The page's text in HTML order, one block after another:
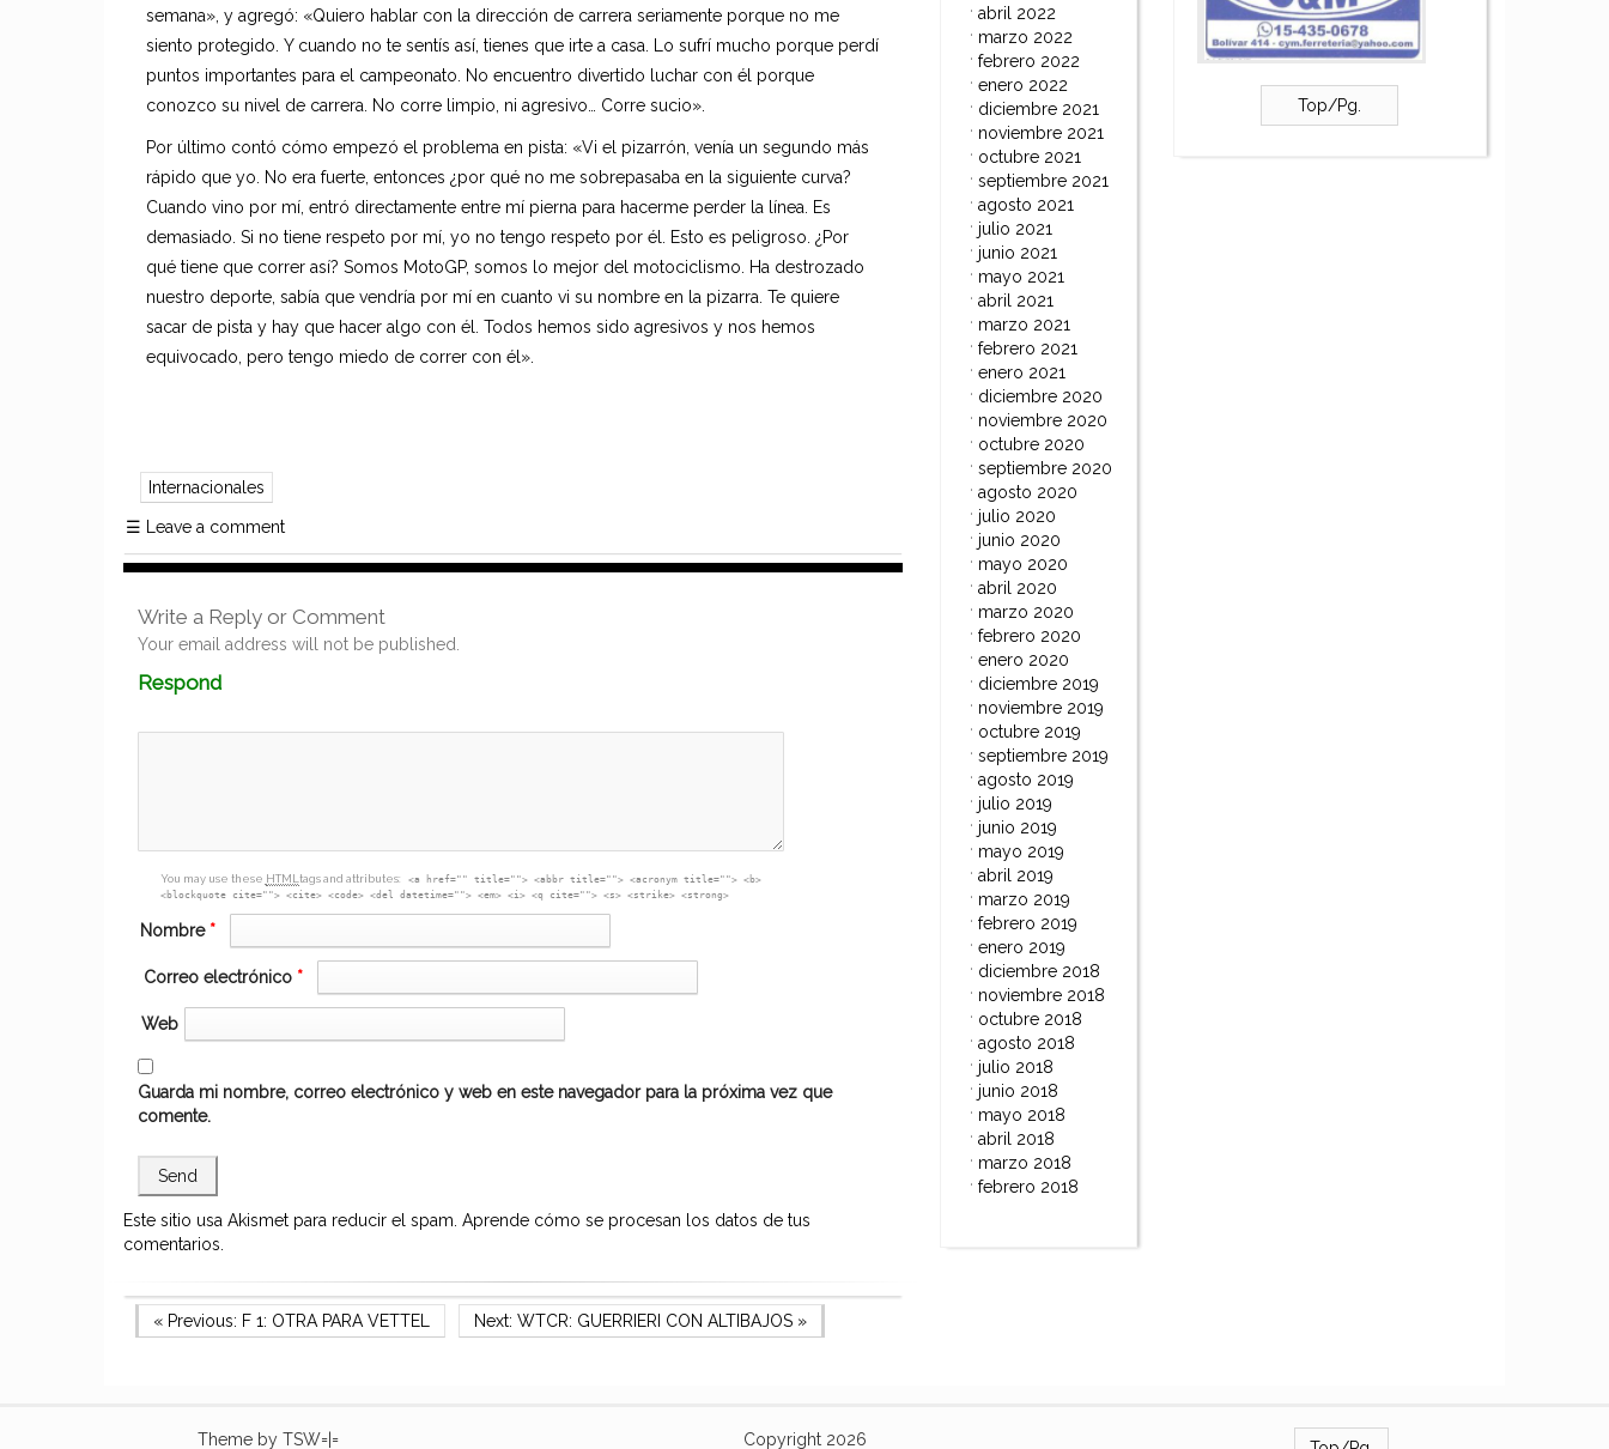
semana», y agregó: «Quiero hablar con la dirección de carrera seriamente porque no me
siento protegido. Y cuando no te sentís así, tienes que irte a casa. Lo sufrí mucho porque perdí
puntos importantes para el campeonato. No encuentro divertido luchar con él porque
conozco su nivel de carrera. No corre limpio, ni agresivo… Corre sucio».
Por último contó cómo empezó el problema en pista: «Vi el pizarrón, venía un segundo más
rápido que yo. No era fuerte, entonces ¿por qué no me sobrepasaba en la siguiente curva?
Cuando vino por mí, entró directamente entre mí pierna para hacerme perder la línea. Es
demasiado. Si no tiene respeto por mí, yo no tengo respeto por él. Esto es peligroso. ¿Por
qué tiene que correr así? Somos MotoGP, somos lo mejor del motociclismo. Ha destrozado
nuestro deporte, sabía que vendría por mí en cuanto vi su nombre en la pizarra. Te quiere
sacar de pista y hay que hacer algo con él. Todos hemos sido agresivos y nos hemos
equivocado, pero tengo miedo de correr con él».
Internacionales
☰ Leave a comment
Write a Reply or Comment
Your email address will not be published.
RespondComment
box
You may use these HTMLtags and attributes:
<a href="" title=""> <abbr title=""> <acronym title=""> <b>
<blockquote cite=""> <cite> <code> <del datetime=""> <em> <i> <q cite=""> <s> <strike> <strong>
Nombre *
Correo electrónico *
Web
Guarda mi nombre, correo electrónico y web en este navegador para la próxima vez que
comente.
Este sitio usa Akismet para reducir el spam. Aprende cómo se procesan los datos de tus
comentarios.
Navegación
entradas
Previous Post
« Previous: F 1: OTRA PARA VETTEL Next Post
Next: WTCR: GUERRIERI CON ALTIBAJOS»
abril 2022
marzo 2022
febrero 2022
enero 2022
diciembre 2021
noviembre 2021
octubre 2021
septiembre 2021
agosto 2021
julio 2021
junio 2021
mayo 2021
abril 2021
marzo 2021
febrero 2021
enero 2021
diciembre 2020
noviembre 2020
octubre 2020
septiembre 2020
agosto 2020
julio 2020
junio 2020
mayo 2020
abril 2020
marzo 2020
febrero 2020
enero 2020
diciembre 2019
noviembre 2019
octubre 2019
septiembre 2019
agosto 2019
julio 2019
junio 2019
mayo 2019
abril 2019
marzo 2019
febrero 2019
enero 2019
diciembre 2018
noviembre 2018
octubre 2018
agosto 2018
julio 2018
junio 2018
mayo 2018
abril 2018
marzo 2018
febrero 2018
Top/Pg.
Theme by TSW=|= Copyright 2026